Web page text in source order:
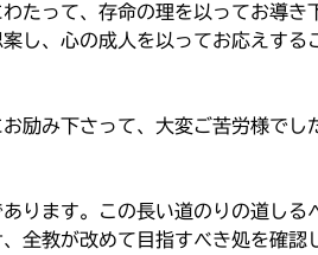
たって、存命の理を以ってお導き
し、心の成人を以ってお応えする
励み下さって、大変ご苦労様でし
ります。この長い道のりの道しる
全教が改めて目指すべき処を確認